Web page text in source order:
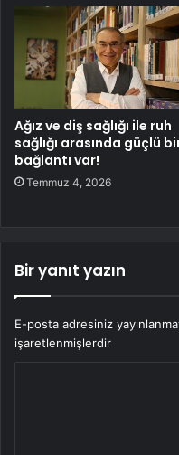
Ağız ve diş sağlığı ile ruh
sağlığı arasında güçlü
bağlantı var!
Temmuz 4, 2026
Bir yanıt yazın
E-posta adresiniz
işaretlenmişlerdir